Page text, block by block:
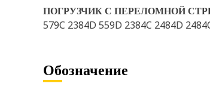
ПОГРУЗЧИК С ПЕРЕЛОМНОЙ
579C 2384D 559D 2384C 2484D
Обозначение